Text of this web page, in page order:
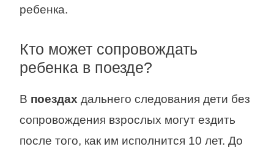
ребенка.
Кто может сопровождать
ребенка в поезде?
В поездах дальнего следования дети без
сопровождения взрослых могут ездить
после того, как им исполнится 10 лет. До